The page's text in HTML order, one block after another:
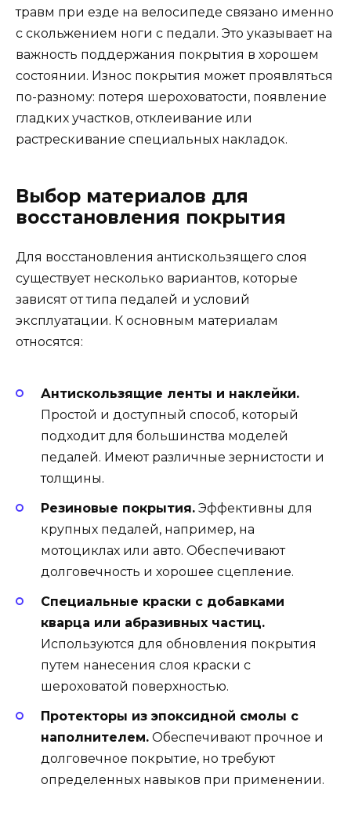
травм при езде на велосипеде связано именно
с скольжением ноги с педали. Это указывает на
важность поддержания покрытия в хорошем
состоянии. Износ покрытия может проявляться
по-разному: потеря шероховатости, появление
гладких участков, отклеивание или
растрескивание специальных накладок.
Выбор материалов для
восстановления покрытия
Для восстановления антискользящего слоя
существует несколько вариантов, которые
зависят от типа педалей и условий
эксплуатации. К основным материалам
относятся:
Антискользящие ленты и наклейки.
Простой и доступный способ, который
подходит для большинства моделей
педалей. Имеют различные зернистости и
толщины.
Резиновые покрытия. Эффективны для
крупных педалей, например, на
мотоциклах или авто. Обеспечивают
долговечность и хорошее сцепление.
Специальные краски с добавками
кварца или абразивных частиц.
Используются для обновления покрытия
путем нанесения слоя краски с
шероховатой поверхностью.
Протекторы из эпоксидной смолы с
наполнителем. Обеспечивают прочное и
долговечное покрытие, но требуют
определенных навыков при применении.